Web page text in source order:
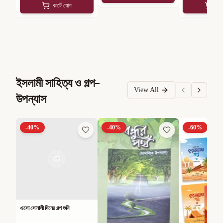
কার্টে যোগ
ইসলামী সাহিত্য ও গল্প-
উপন্যাস
View All
-40%
এসো সোনালী দিনের গল্প শুনি
-40% -60%